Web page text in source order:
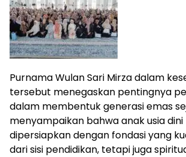
Purnama Wulan Sari Mirza dalam
tersebut menegaskan pentingnya
dalam membentuk generasi emas
menyampaikan bahwa anak usia dini
dipersiapkan dengan fondasi yang
dari sisi pendidikan, tetapi juga